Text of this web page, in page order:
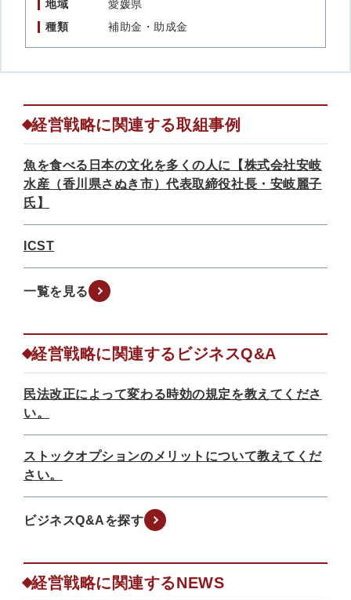
地域
愛媛県
種類
補助金・助成金
経営戦略に関連する取組事例
魚を食べる日本の文化を多くの人に【株式会社安岐
水産（香川県さぬき市）代表取締役社長・安岐麗子
氏】
ICST
一覧を見る
経営戦略に関連するビジネスQ&A
民法改正によって変わる時効の規定を教えてくださ
い。
ストックオプションのメリットについて教えてくだ
さい。
ビジネスQ&Aを探す
経営戦略に関連するNEWS